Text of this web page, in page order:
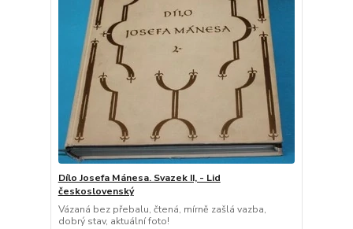
Dílo Josefa Mánesa. Svazek II, - Lid
československý
Vázaná bez přebalu, čtená, mírně zašlá vazba,
dobrý stav, aktuální foto!